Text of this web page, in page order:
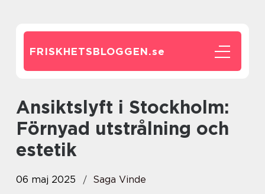
FRISKHETSBLOGGEN.se
Ansiktslyft i Stockholm:
Förnyad utstrålning och
estetik
06 maj 2025
Saga Vinde